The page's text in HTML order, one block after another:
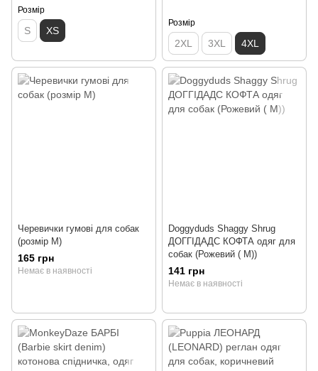
Розмір
S XS
Розмір
2XL 3XL 4XL
Черевички гумові для собак
(розмір M)
165 грн
Немає в наявності
Doggyduds Shaggy Shrug
ДОГГІДАДС КОФТА одяг для
собак (Рожевий ( M))
141 грн
Немає в наявності